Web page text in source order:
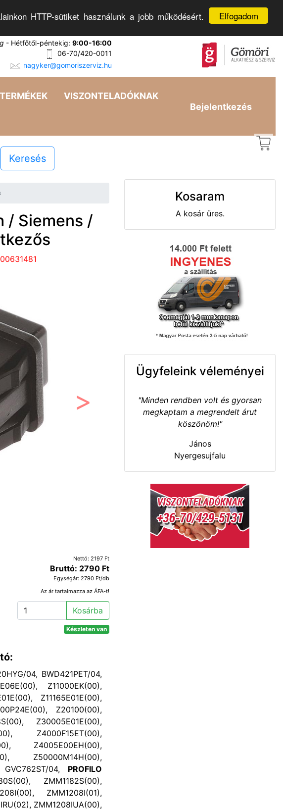
Elfogadom
HTTP-sütiket használunk a jobb működésért.
- Hétfőtől-péntekig: 9:00-16:00
06-70/420-0011
nagyker@gomoriszerviz.hu
VISZONTELADÓKNAK
Bejelentkezés
Keresés
/ Siemens /
Nettó: 2197 Ft
Bruttó: 2790 Ft
Egységár: 2790 Ft/db
Az ár tartalmazza az ÁFA-t!
Kosárba
Készleten van
04, BWD421PET/04,
Z11000EK(00),
Z11165E01E(00),
Z20100(00),
Z30005E01E(00),
Z4000F15ET(00),
Z4005E00EH(00),
Z50000M14H(00),
04, PROFILO
ZMM1182S(00),
ZMM1208I(01),
ZMM1208IUA(00),
Kosaram
A kosár üres.
Ügyfeleink véleményei
"Minden rendben volt és gyorsan
megkaptam a megrendelt árut
köszönöm!"
János
Nyergesujfalu